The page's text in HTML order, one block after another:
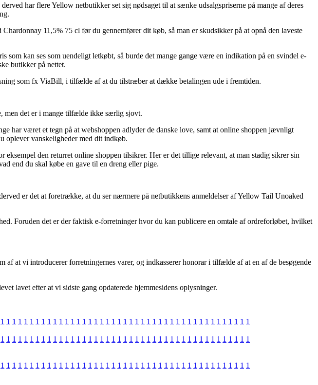
har flere Yellow netbutikker set sig nødsaget til at sænke udsalgspriserne på mange af deres
11,5% 75 cl før du gennemfører dit køb, så man er skudsikker på at opnå den laveste
kan ses som uendeligt letkøbt, så burde det mange gange være en indikation på en svindel e-
butikker på nettet.
som fx ViaBill, i tilfælde af at du tilstræber at dække betalingen ude i fremtiden.
men det er i mange tilfælde ikke særlig sjovt.
har været et tegn på at webshoppen adlyder de danske love, samt at online shoppen jævnligt
oplever vanskeligheder med dit indkøb.
den returret online shoppen tilsikrer. Her er det tillige relevant, at man stadig sikrer sin
end du skal købe en gave til en dreng eller pige.
er det at foretrække, at du ser nærmere på netbutikkens anmeldelser af Yellow Tail Unoaked
Foruden det er der faktisk e-forretninger hvor du kan publicere en omtale af ordreforløbet, hvilket
at vi introducerer forretningernes varer, og indkasserer honorar i tilfælde af at en af de besøgende
lavet efter at vi sidste gang opdaterede hjemmesidens oplysninger.
1 1 1 1 1 1 1 1 1 1 1 1 1 1 1 1 1 1 1 1 1 1 1 1 1 1 1 1 1 1 1 1 1 1 1 1 1 1 1 1 1 1 1
1 1 1 1 1 1 1 1 1 1 1 1 1 1 1 1 1 1 1 1 1 1 1 1 1 1 1 1 1 1 1 1 1 1 1 1 1 1 1 1 1 1 1
1 1 1 1 1 1 1 1 1 1 1 1 1 1 1 1 1 1 1 1 1 1 1 1 1 1 1 1 1 1 1 1 1 1 1 1 1 1 1 1 1 1 1